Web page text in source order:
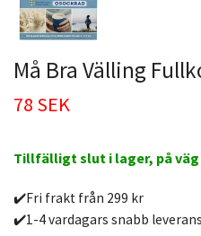
Må Bra Välling
78 SEK
Tillfälligt slut i lager, på
✔️Fri frakt från 299 kr
✔️1-4 vardagars snabb leverans